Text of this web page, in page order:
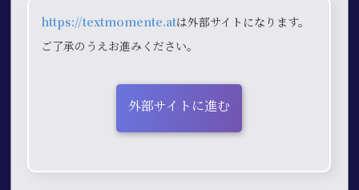
https://textmomente.atは外部サイトになります。
ご了承のうえお進みください。
外部サイトに進む